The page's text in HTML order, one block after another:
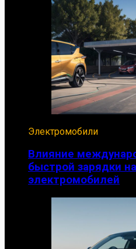
Электромобили
Влияние
быстрой зарядки
электромобилей